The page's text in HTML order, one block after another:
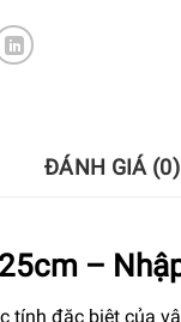
ĐÁNH GIÁ (0)
–
tính đặc biệt của